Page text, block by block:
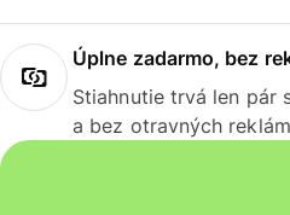
Úplne zadarmo, bez
Stiahnutie trvá len pár
a bez otravných